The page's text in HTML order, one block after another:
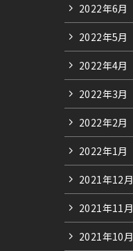
2022年6月
2022年5月
2022年4月
2022年3月
2022年2月
2022年1月
2021年12月
2021年11月
2021年10月